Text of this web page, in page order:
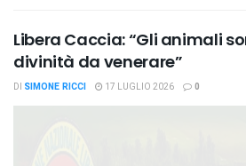
Libera Caccia: “Gli animali
divinità da venerare”
DI SIMONE RICCI 17 LUGLIO 2026 0